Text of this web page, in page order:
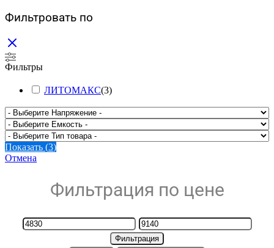
Фильтровать по
Фильтры
ЛИТОМАКС(3)
Показать (3)
Отмена
Фильтрация по цене
Фильтрация